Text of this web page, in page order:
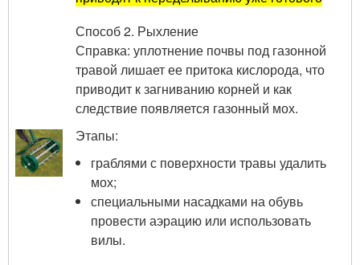
Способ 2. Рыхление
Справка: уплотнение почвы под газонной
травой лишает ее притока кислорода, что
приводит к загниванию корней и как
следствие появляется газонный мох.
Этапы:
граблями с поверхности травы удалить
мох;
специальными насадками на обувь
провести аэрацию или использовать
вилы.